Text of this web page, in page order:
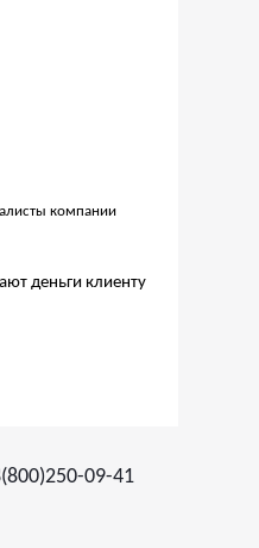
компании
деньги клиенту
09-41